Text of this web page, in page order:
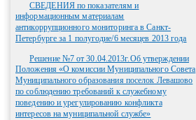
СВЕДЕНИЯ по показателям и
информационным материалам
антикоррупционного мониторинга в Санкт-
Петербурге за 1 полугодие/6 месяцев 2013 года
Решение №7 от 30.04.2013г.Об утверждении
Положения «О комиссии Муниципального Совета
Муниципального образования поселок Левашово
по соблюдению требований к служебному
поведению и урегулированию конфликта
интересов на муниципальной службе»